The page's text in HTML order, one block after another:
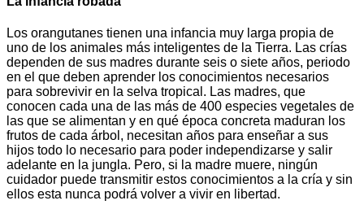
Los orangutanes tienen una infancia muy larga propia de
uno de los animales más inteligentes de la Tierra. Las crías
dependen de sus madres durante seis o siete años, periodo
en el que deben aprender los conocimientos necesarios
para sobrevivir en la selva tropical. Las madres, que
conocen cada una de las más de 400 especies vegetales de
las que se alimentan y en qué época concreta maduran los
frutos de cada árbol, necesitan años para enseñar a sus
hijos todo lo necesario para poder independizarse y salir
adelante en la jungla. Pero, si la madre muere, ningún
cuidador puede transmitir estos conocimientos a la cría y sin
ellos esta nunca podrá volver a vivir en libertad.